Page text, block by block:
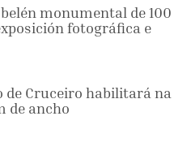
monumental de 100
fotográfica e
de Cruceiro habilitará na
de ancho